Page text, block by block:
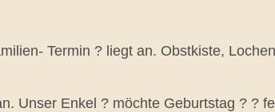
Termin ? liegt an. Obstkiste,
Unser Enkel ? möchte Geburtstag ? ?